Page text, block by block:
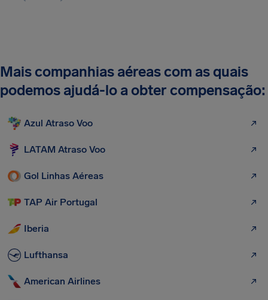
Mais companhias aéreas com as quais
podemos ajudá-lo a obter compensação:
Azul Atraso Voo
LATAM Atraso Voo
Gol Linhas Aéreas
TAP Air Portugal
Iberia
Lufthansa
American Airlines